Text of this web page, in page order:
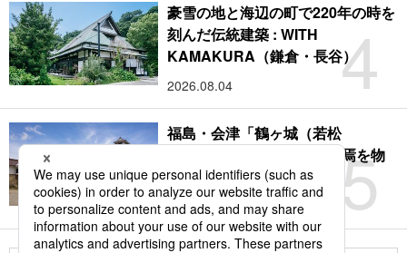
4
豪雪の地と海辺の町で220年の時を
刻んだ伝統建築 : WITH
KAMAKURA（鎌倉・長谷）
2026.08.04
5
福島・会津「鶴ヶ城（若松
城）」：サムライの時代終焉を物
語る赤瓦の名城
2026.08.09